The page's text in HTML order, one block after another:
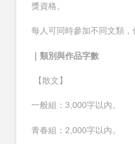
獎資格。
每人可同時參加不同文類，
｜類別與作品字數
【散文】
一般組：3,000字以內。
青春組：2,000字以內。